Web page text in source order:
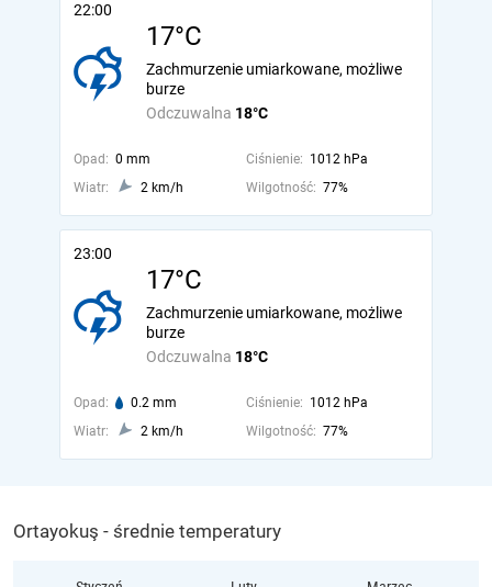
22:00
17°C
Odczuwalna 18°C
Zachmurzenie umiarkowane, możliwe
burze
Opad: 0 mm Ciśnienie: 1012 hPa
Wiatr:
2 km/h Wilgotność: 77%
23:00
17°C
Odczuwalna 18°C
Zachmurzenie umiarkowane, możliwe
burze
Opad: 0.2 mm Ciśnienie: 1012 hPa
Wiatr:
2 km/h Wilgotność: 77%
Ortayokuş - średnie temperatury